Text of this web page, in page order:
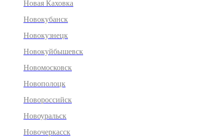
Новая Каховка
Новокубанск
Новокузнецк
Новокуйбышевск
Новомосковск
Новополоцк
Новороссийск
Новоуральск
Новочеркасск